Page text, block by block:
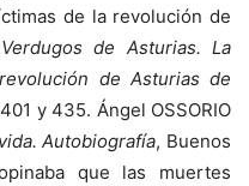
de la revolución de
Verdugos de Asturias. La
de Asturias de
y 435. Ángel OSSORIO
Autobiografía, Buenos
que las muertes